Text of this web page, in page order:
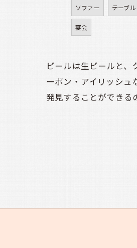
ソファー テーブル
宴会
ビールは生ビールと
ーボン・アイリッシュ
発見することができる